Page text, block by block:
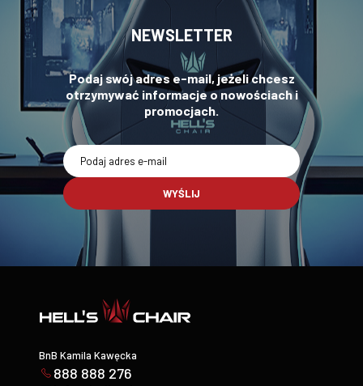
NEWSLETTER
Podaj swój adres e-mail, jeżeli chcesz
otrzymywać informacje o nowościach i
promocjach.
WYŚLIJ
BnB Kamila Kawęcka
888 888 276